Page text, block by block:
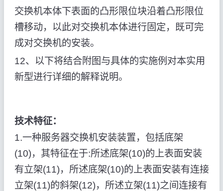
交换机本体下表面的凸形限位块沿着凸形限位
槽移动，以此对交换机本体进行固定，既可完
成对交换机的安装。
12、以下将结合附图与具体的实施例对本实用
新型进行详细的解释说明。
技术特征：
1.一种服务器交换机安装装置，包括底架
(10)，其特征在于:所述底架(10)的上表面安装
有立架(11)，所述底架(10)的上表面安装有连接
立架(11)的斜架(12)，所述立架(11)之间连接有